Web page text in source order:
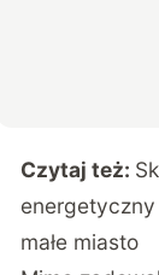
Czytaj też:
małe miasto